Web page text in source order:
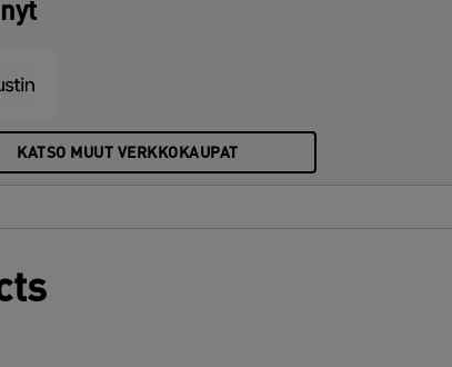
KATSO MUUT VERKKOKAUPAT